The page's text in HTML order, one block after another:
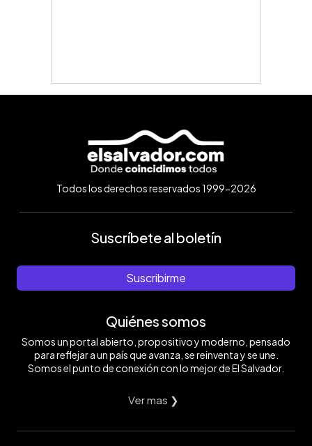
Todos los derechos reservados 1999-2026
Suscríbete al boletín
Suscribirme
Quiénes somos
Somos un portal abierto, propositivo y moderno, pensado
para reflejar a un país que avanza, se reinventa y se une.
Somos el punto de conexión con lo mejor de El Salvador.
Ver mas ❯